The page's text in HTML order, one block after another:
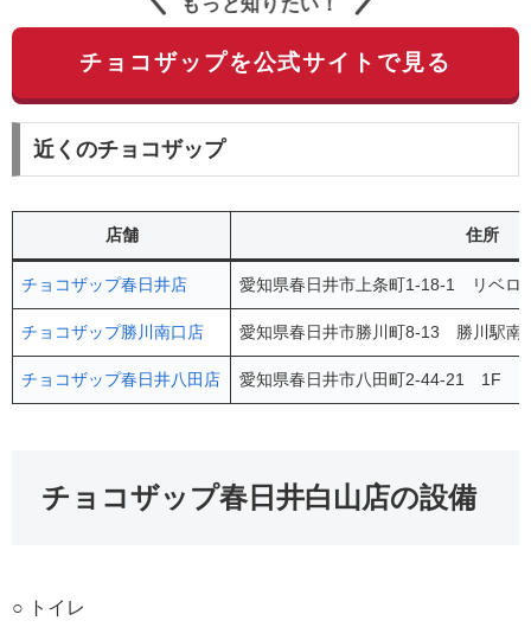
もっと知りたい！
チョコザップを公式サイトで見る
近くのチョコザップ
店舗 住所
チョコザップ春日井店 愛知県春日井市上条町1-18-1 リベ
チョコザップ勝川南口店 愛知県春日井市勝川町8-13 勝川駅
チョコザップ春日井八田店 愛知県春日井市八田町2-44-21 1F
チョコザップ春日井白山店の設備
○ トイレ